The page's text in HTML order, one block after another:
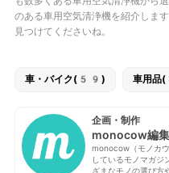
のある車用空気清浄機を紹介しま
見つけてくださいね。
車・バイク(59) 車用
企画・制作
monocow編
monocow（モノカ
しているモノマガジ
ざまなモノの選び方